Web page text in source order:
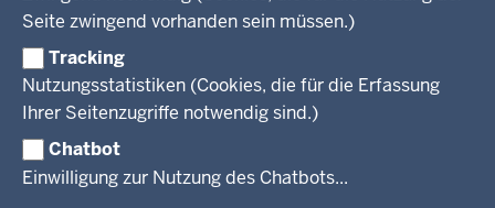
Seite zwingend vorhanden sein müssen.)
Tracking
Nutzungsstatistiken (Cookies, die für die Erfassung
Ihrer Seitenzugriffe notwendig sind.)
Chatbot
Einwilligung zur Nutzung des Chatbots...
Regierungsbezirk
Reisekostenstelle
Veranstaltungen
Praktikum
Referendariate
Bewerbung
Vormerkstelle NRW
Mediathek
Newsletter
Pressekontakt
Pressemitteilungen
Publikationen
VERFAHREN UND BEKANNTMACHUNGEN
Bekanntmachungen
Legionellen
Luftreinhaltepläne
Verfahrensübersichten
Überwachung umweltrelevanter Anlagen
Facebook
Instagram
LinkedIn
© 2026 Bezirksregierung Köln